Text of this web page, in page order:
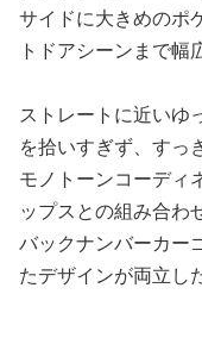
サイドに大きめのポ
トドアシーンまで幅
ストレートに近いゆ
を拾いすぎず、すっ
モノトーンコーディ
ップスとの組み合わ
バックナンバーカー
たデザインが両立し